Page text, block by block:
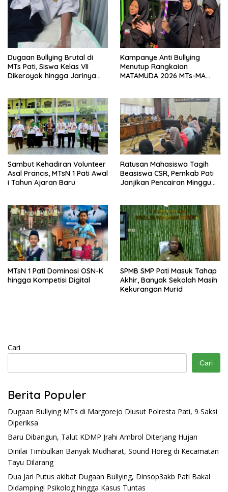
Dugaan Bullying Brutal di
MTs Pati, Siswa Kelas VII
Dikeroyok hingga Jarinya
Kampanye Anti Bullying
Menutup Rangkaian
MATAMUDA 2026 MTs-MA
Sambut Kehadiran Volunteer
Asal Prancis, MTsN 1 Pati Awal
i Tahun Ajaran Baru
Ratusan Mahasiswa Tagih
Beasiswa CSR, Pemkab Pati
Janjikan Pencairan Minggu
MTsN 1 Pati Dominasi OSN-K
hingga Kompetisi Digital
SPMB SMP Pati Masuk Tahap
Akhir, Banyak Sekolah Masih
Kekurangan Murid
Cari
Cari
Berita Populer
Dugaan Bullying MTs di Margorejo Diusut Polresta Pati, 9 Saksi
Diperiksa
Baru Dibangun, Talut KDMP Jrahi Ambrol Diterjang Hujan
Dinilai Timbulkan Banyak Mudharat, Sound Horeg di Kecamatan
Tayu Dilarang
Dua Jari Putus akibat Dugaan Bullying, Dinsop3akb Pati Bakal
Didampingi Psikolog hingga Kasus Tuntas